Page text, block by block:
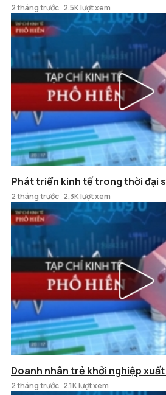
2 tháng trước 2.5K lượt xem
Phát triển kinh tế trong thời đại
2 tháng trước 2.3K lượt xem
Doanh nhân trẻ khởi nghiệp
2 tháng trước 2.1K lượt xem